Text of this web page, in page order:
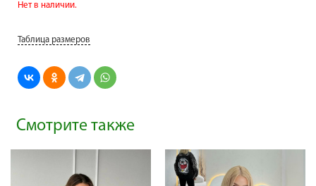
Нет в наличии.
Таблица размеров
Смотрите также